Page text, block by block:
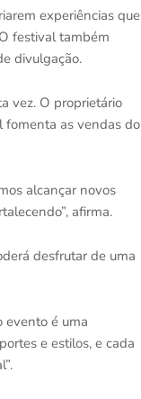
experiências que
festival também
divulgação.
vez. O proprietário
fomenta as vendas do
alcançar novos
afirma.
desfrutar de uma
evento é uma
e estilos, e cada